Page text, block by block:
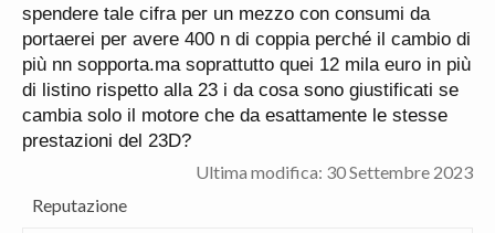
spendere tale cifra per un mezzo con consumi da
portaerei per avere 400 n di coppia perché il cambio di
più nn sopporta.ma soprattutto quei 12 mila euro in più
di listino rispetto alla 23 i da cosa sono giustificati se
cambia solo il motore che da esattamente le stesse
prestazioni del 23D?
Ultima modifica: 30 Settembre 2023
Reputazione